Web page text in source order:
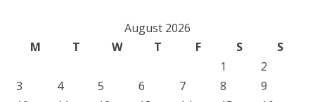
August 2026
M
T W T F S
S
1
2
3
4 5 6 7 8
9